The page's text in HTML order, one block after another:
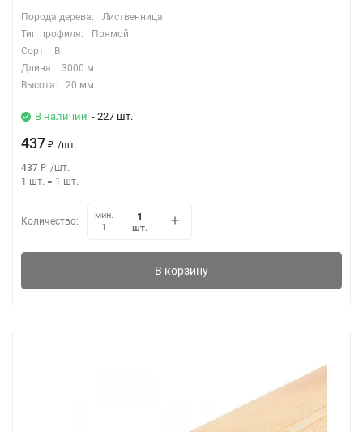
Порода дерева:
Лиственница
Тип профиля:
Прямой
Сорт:
В
Длина:
3000 м
Высота:
20 мм
В наличии - 227 шт.
437 ₽ /шт.
437 ₽ /шт.
1 шт. = 1 шт.
Количество:
мин.
1
шт.
В корзину